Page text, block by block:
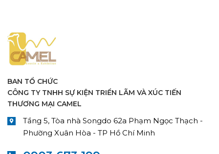
BAN TỔ CHỨC
CÔNG TY TNHH SỰ KIỆN TRIỂN LÃM VÀ XÚC TIẾN
THƯƠNG MẠI CAMEL
Tầng 5, Tòa nhà Songdo 62a Phạm Ngọc Thạch -
Phường Xuân Hòa - TP Hồ Chí Minh